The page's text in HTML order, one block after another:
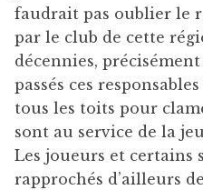
faudrait pas oublier le
par le club de cette
décennies,
passés ces
tous les toits pour
sont au service de la
Les joueurs et certains
rapprochés d’ailleurs